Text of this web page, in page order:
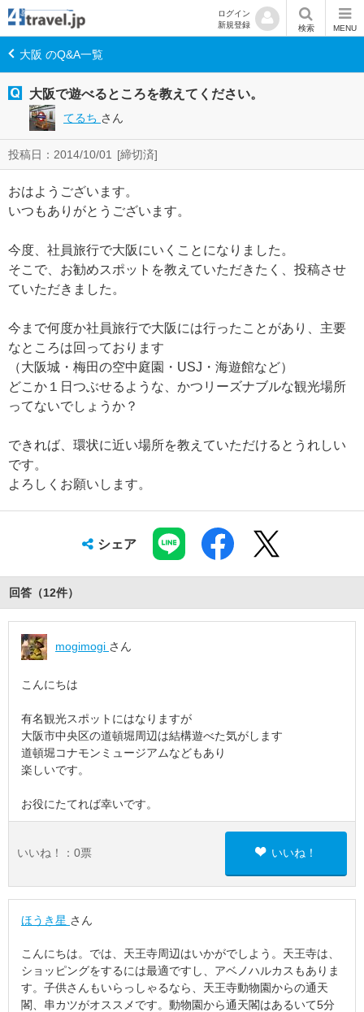
ログイン
新規登録
検索 MENU
大阪 のQ&A一覧
大阪で遊べるところを教えてください。
てるち さん
投稿日：2014/10/01 [締切済]
おはようございます。
いつもありがとうございます。
今度、社員旅行で大阪にいくことになりました。
そこで、お勧めスポットを教えていただきたく、投稿させ
ていただきました。
今まで何度か社員旅行で大阪には行ったことがあり、主要
なところは回っております
（大阪城・梅田の空中庭園・USJ・海遊館など）
どこか１日つぶせるような、かつリーズナブルな観光場所
ってないでしょうか？
できれば、環状に近い場所を教えていただけるとうれしい
です。
よろしくお願いします。
シェア
回答（12件）
mogimogi さん
こんにちは
有名観光スポットにはなりますが
大阪市中央区の道頓堀周辺は結構遊べた気がします
道頓堀コナモンミュージアムなどもあり
楽しいです。
お役にたてれば幸いです。
いいね！： 0票 いいね！
ほうき星 さん
こんにちは。では、天王寺周辺はいかがでしよう。天王寺は、
ショッピングをするには最適ですし、アベノハルカスもありま
す。子供さんもいらっしゃるなら、天王寺動物園からの通天
閣、串カツがオススメです。動物園から通天閣はあるいて5分